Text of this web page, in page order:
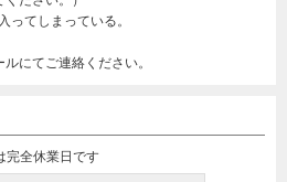
ってしまっている。
にてご連絡ください。
完全休業日です